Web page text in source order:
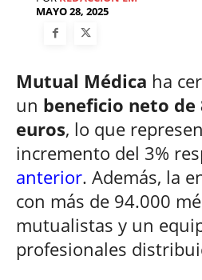
MAYO 28, 2025
Mutual Médica ha
un beneficio neto de
euros, lo que
incremento del 3%
anterior. Además, la
con más de 94.000
mutualistas y un
profesionales